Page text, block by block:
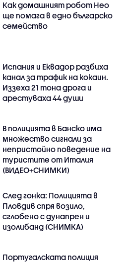
Как домашният робот Нео
ще помага в едно българско
семейство
Испания и Еквадор разбиха
канал за трафик на кокаин.
Иззеха 21 тона дрога и
арестуваха 44 души
В полицията в Банско има
множество сигнали за
непристойно поведение на
туристите от Италия
(ВИДЕО+СНИМКИ)
След гонка: Полицията в
Пловдив спря возило,
сглобено с дунапрен и
изолибанд (СНИМКА)
Португалската полиция